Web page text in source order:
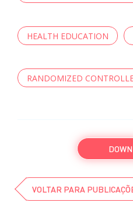
HEALTH EDUCATION
RANDOMIZED
VOLTAR PARA